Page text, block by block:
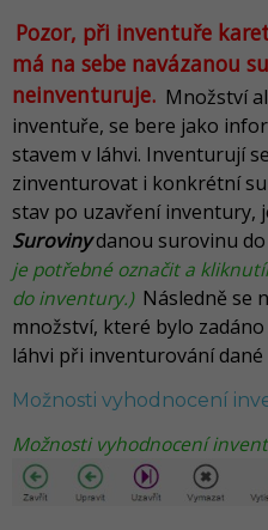
Pozor, při inventuře
má na sebe navázanou
neinventuruje. Množství
inventuře, se bere jako
stavem v láhvi. Inventurují
zinventurovat i konkrétní
stav po uzavření inventury,
Surovinydanou surovinu
je potřebné označit a
do inventury.) Následně se
množství, které bylo
láhvi při inventurování
Možnosti vyhodnocení
Možnosti vyhodnocení